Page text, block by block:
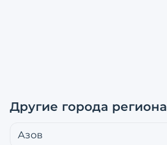
Другие города региона
Азов